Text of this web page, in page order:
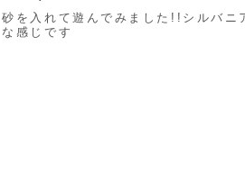
砂を入れて遊んでみました!!シルバニ
な感じです